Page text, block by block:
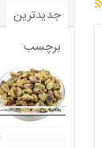
جدیدترین
برچسب